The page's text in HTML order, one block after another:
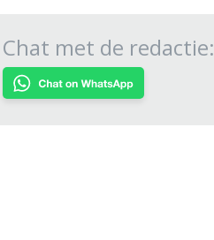
Chat met de redactie: